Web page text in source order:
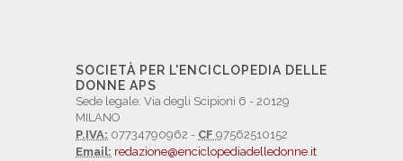
SOCIETÀ PER L'ENCICLOPEDIA DELLE
DONNE APS
Sede legale: Via degli Scipioni 6 - 20129
MILANO
P.IVA: 07734790962 - CF 97562510152
Email: redazione@enciclopediadelledonne.it